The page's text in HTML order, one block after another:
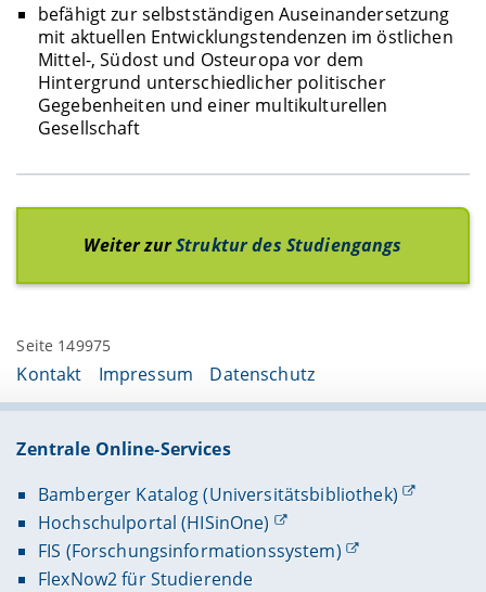
befähigt zur selbstständigen Auseinandersetzung
mit aktuellen Entwicklungstendenzen im östlichen
Mittel-, Südost und Osteuropa vor dem
Hintergrund unterschiedlicher politischer
Gegebenheiten und einer multikulturellen
Gesellschaft
Weiter zurStrukturdes Studiengangs
Seite 149975
Kontakt Impressum Datenschutz
Zentrale Online-Services
Bamberger Katalog (Universitätsbibliothek)
Hochschulportal (HISinOne)
FIS (Forschungsinformationssystem)
FlexNow2 für Studierende